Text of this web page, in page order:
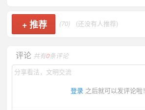
+推荐 (70) (还没有人推荐)
评论 共有0条评论
登录 之后就可以发评论啦！